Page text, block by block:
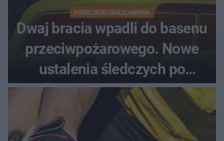
PROKURATURA UJAWNIA
Dwaj bracia wpadli do basenu
przeciwpożarowego. Nowe
ustalenia śledczych po
dramatycznej akcji